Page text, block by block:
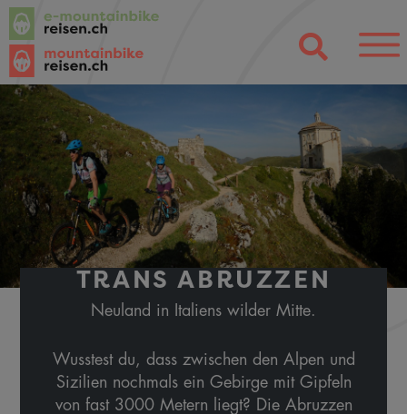
TRANS ABRUZZEN
Neuland in Italiens wilder Mitte.
Wusstest du, dass zwischen den Alpen und
Sizilien nochmals ein Gebirge mit Gipfeln
von fast 3000 Metern liegt? Die Abruzzen